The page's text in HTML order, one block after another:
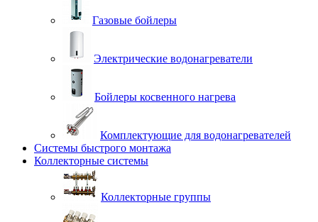
Газовые бойлеры
Электрические водонагреватели
Бойлеры косвенного нагрева
Комплектующие для водонагревателей
Системы быстрого монтажа
Коллекторные системы
Коллекторные группы